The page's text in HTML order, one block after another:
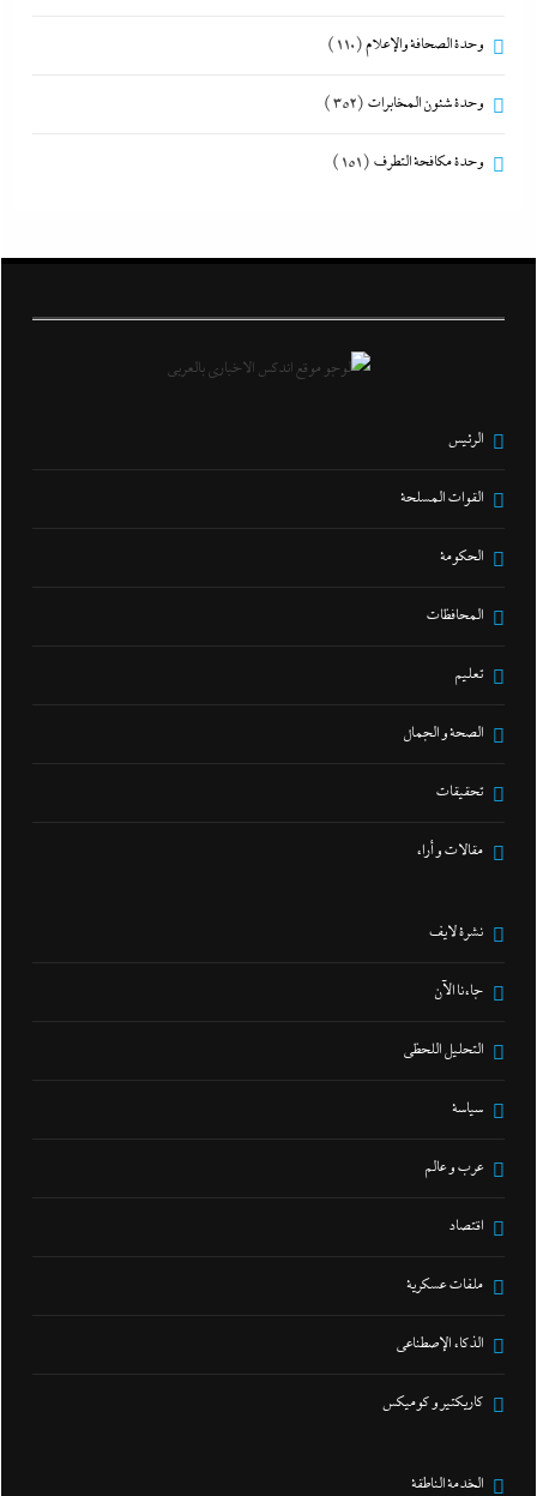
وحدة الصحافة والإعلام(110)
وحدة شئون المخابرات (352)
وحدة مكافحة التطرف (151)
الرئيس
القوات المسلحة
الحكومة
المحافظات
تعليم
الصحة و الجمال
تحقيقات
مقالات و أراء
نشرة لايف
جاءنا الآن
التحليل اللحظي
سياسة
عرب و عالم
اقتصاد
ملفات عسكرية
الذكاء الإصطناعي
كاريكتير و كوميكس
الخدمة الناطقة